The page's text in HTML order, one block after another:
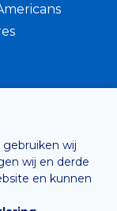
wij
wij en derde
en kunnen